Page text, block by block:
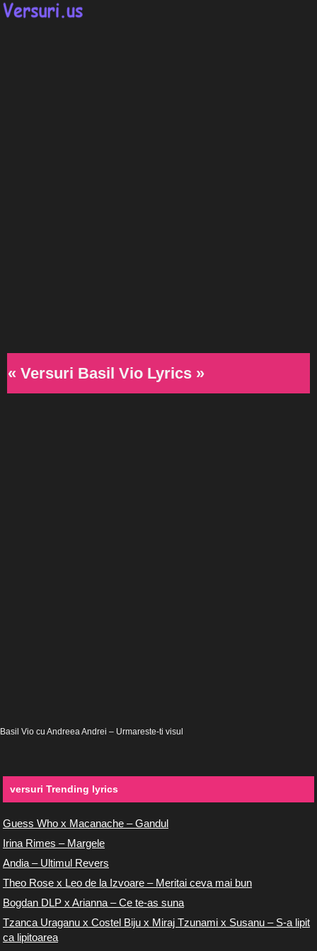
« Versuri Basil Vio Lyrics »
Basil Vio cu Andreea Andrei – Urmareste-ti visul
versuri Trending lyrics
Guess Who x Macanache – Gandul
Irina Rimes – Margele
Andia – Ultimul Revers
Theo Rose x Leo de la Izvoare – Meritai ceva mai bun
Bogdan DLP x Arianna – Ce te-as suna
Tzanca Uraganu x Costel Biju x Miraj Tzunami x Susanu – S-a lipit
ca lipitoarea